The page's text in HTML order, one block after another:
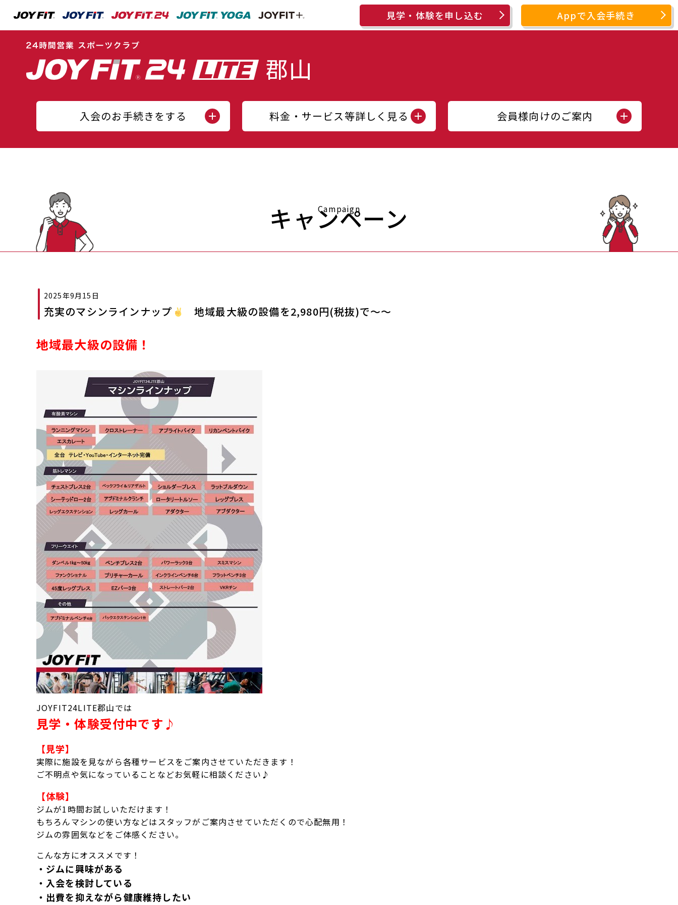
見学・体験を申し込む Appで入会手続き
入会のお手続きをする 料金・サービス等詳しく見る 会員様向けのご案内
Campaign
キャンペーン
2025年9月15日
充実のマシンラインナップ 地域最大級の設備を2,980円(税抜)で～～
地域最大級の設備！
JOYFIT24LITE郡山では
見学・体験受付中です♪
【見学】
実際に施設を見ながら各種サービスをご案内させていただきます！
ご不明点や気になっていることなどお気軽に相談ください♪
【体験】
ジムが1時間お試しいただけます！
もちろんマシンの使い方などはスタッフがご案内させていただくので心配無用！
ジムの雰囲気などをご体感ください。
こんな方にオススメです！
・ジムに興味がある
・入会を検討している
・出費を抑えながら健康維持したい